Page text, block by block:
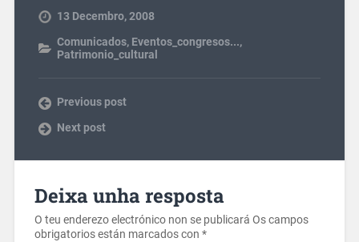
13 Decembro, 2008
Comunicados, Eventos_congresos...,
Patrimonio_cultural
Previous post
Next post
Deixa unha resposta
O teu enderezo electrónico non se publicará Os campos
obrigatorios están marcados con *